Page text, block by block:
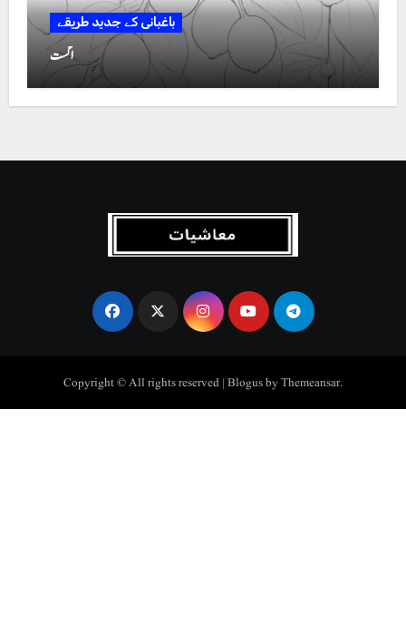
باغبانی کے جدید طریقے
اگست
Copyright © All rights reserved |BlogusbyThemeansar.